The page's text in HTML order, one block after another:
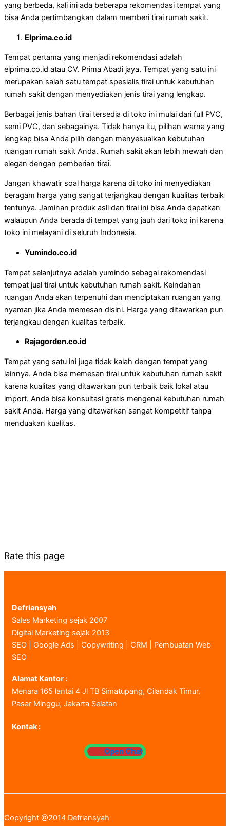
yang berbeda, kali ini ada beberapa rekomendasi tempat yang
bisa Anda pertimbangkan dalam memberi tirai rumah sakit.
Elprima.co.id
Tempat pertama yang menjadi rekomendasi adalah
elprima.co.id atau CV. Prima Abadi jaya. Tempat yang satu ini
merupakan salah satu tempat spesialis tirai untuk kebutuhan
rumah sakit dengan menyediakan jenis tirai yang lengkap.
Berbagai jenis bahan tirai tersedia di toko ini mulai dari full PVC,
semi PVC, dan sebagainya. Tidak hanya itu, pilihan warna yang
lengkap bisa Anda pilih dengan menyesuaikan kebutuhan
ruangan rumah sakit Anda. Rumah sakit akan lebih mewah dan
elegan dengan pemberian tirai.
Jangan khawatir soal harga karena di toko ini menyediakan
beragam harga yang sangat terjangkau dengan kualitas terbaik
tentunya. Jaminan produk asli dan tirai ini bisa Anda dapatkan
walaupun Anda berada di tempat yang jauh dari toko ini karena
toko ini melayani di seluruh Indonesia.
Yumindo.co.id
Tempat selanjutnya adalah yumindo sebagai rekomendasi
tempat jual tirai untuk kebutuhan rumah sakit. Keindahan
ruangan Anda akan terpenuhi dan menciptakan ruangan yang
nyaman jika Anda memesan disini. Harga yang ditawarkan pun
terjangkau dengan kualitas terbaik.
Rajagorden.co.id
Tempat yang satu ini juga tidak kalah dengan tempat yang
lainnya. Anda bisa memesan tirai untuk kebutuhan rumah sakit
karena kualitas yang ditawarkan pun terbaik baik lokal atau
import. Anda bisa konsultasi gratis mengenai kebutuhan rumah
sakit Anda. Harga yang ditawarkan sangat kompetitif tanpa
menduakan kualitas.
Rate this page
Defriansyah
Sales Marketing sejak 2007
Digital Marketing sejak 2013
SEO | Google Ads | Copywriting | CRM | Pembuatan Web
SEO
Alamat Kantor :
Menara 165 lantai 4 Jl TB Simatupang, Cilandak Timur,
Pasar Minggu, Jakarta Selatan
Kontak :
Open Chat
Copyright @2014 Defriansyah